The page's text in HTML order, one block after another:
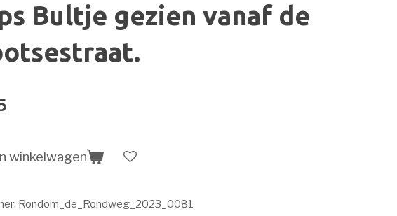
Bultje gezien vanaf de
winkelwagen
Rondom_de_Rondweg_2023_0081